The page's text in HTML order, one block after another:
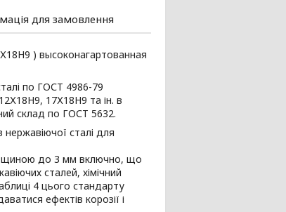
для замовлення
) высоконагартованная
по ГОСТ 4986-79
17Х18Н9 та ін. в
склад по ГОСТ 5632.
сталі для
до 3 мм включно, що
сталей, хімічний
4 цього стандарту
ефектів корозії і